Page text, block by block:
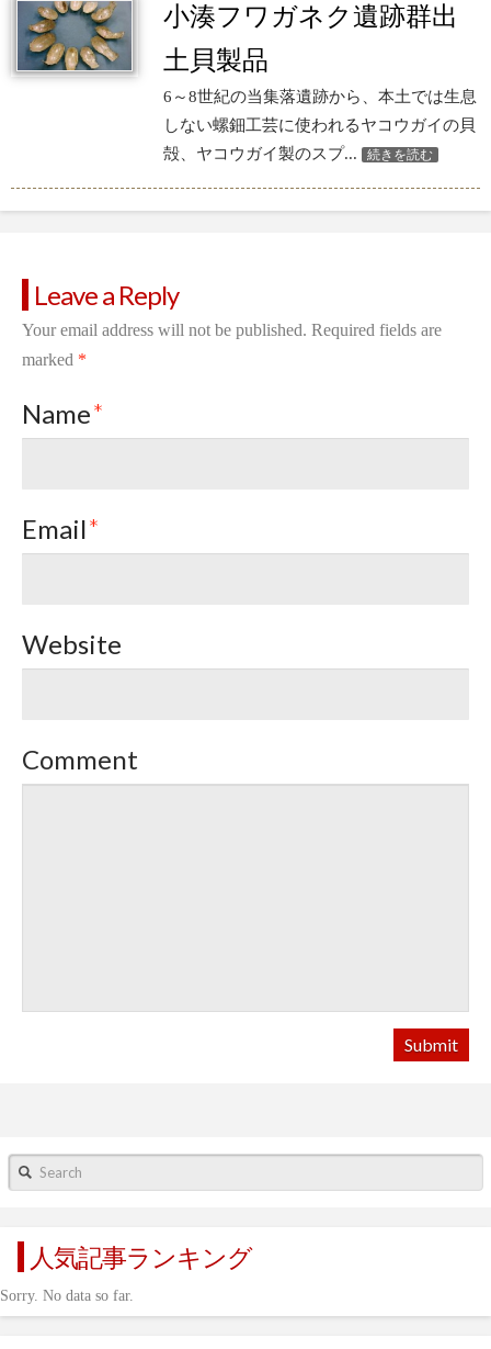
小湊フワガネク遺跡群出
土貝製品
6～8世紀の当集落遺跡から、本土では生息
しない螺鈿工芸に使われるヤコウガイの貝
殻、ヤコウガイ製のスプ...
続きを読む
Leave a Reply
Your email address will not be published. Required fields are
marked *
Name*
Email*
Website
Comment
Search
人気記事ランキング
Sorry. No data so far.